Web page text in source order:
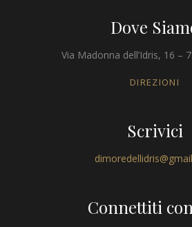
Dove
Via Madonna dell’Idris, 16 –
DIREZIONI
Scrivici
Connettiti